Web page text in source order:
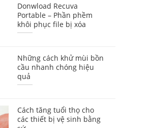
Donwload Recuva
Portable – Phần phềm
khôi phục file bị xóa
Những cách khử mùi bồn
cầu nhanh chóng hiệu
quả
Cách tăng tuổi thọ cho
các thiết bị vệ sinh bằng